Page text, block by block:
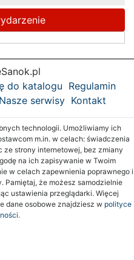
do katalogu Regulamin
Nasze serwisy Kontakt
technologii. Umożliwiamy ich
m.in. w celach: świadczenia
ze strony internetowej, bez zmiany
na ich zapisywanie w Twoim
w celach zapewnienia poprawnego i
Pamiętaj, że możesz samodzielnie
ustawienia przeglądarki. Więcej
dane osobowe znajdziesz w polityce